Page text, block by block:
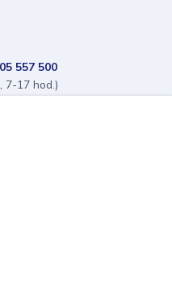
557 500
7-17 hod.)